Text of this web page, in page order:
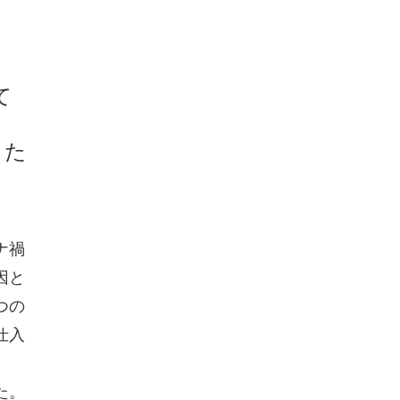
禍
と
の
入